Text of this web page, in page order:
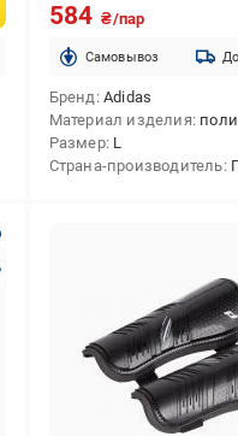
584 ₴/пар
Cамовывоз
Бренд Adidas
Материал изделия
Размер L
Страна-производитель